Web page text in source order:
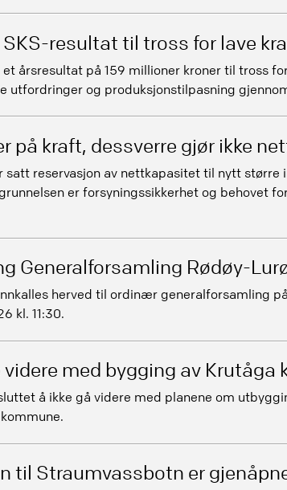
resultat til tross for lave
et årsresultat på 159 millioner kroner til tross
utfordringer og produksjonstilpasning
på kraft, dessverre gjør ikke
satt reservasjon av nettkapasitet til nytt større
er forsyningssikkerhet og behovet
Generalforsamling Rødøy-
herved til ordinær generalforsamling
kl. 11:30.
videre med bygging av Krutåga
å ikke gå videre med planene om
til Straumvassbotn er